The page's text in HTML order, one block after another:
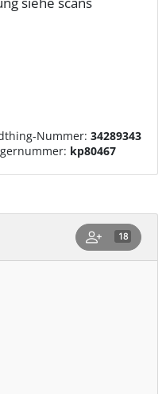
Nummer: 34289343
kp80467
18